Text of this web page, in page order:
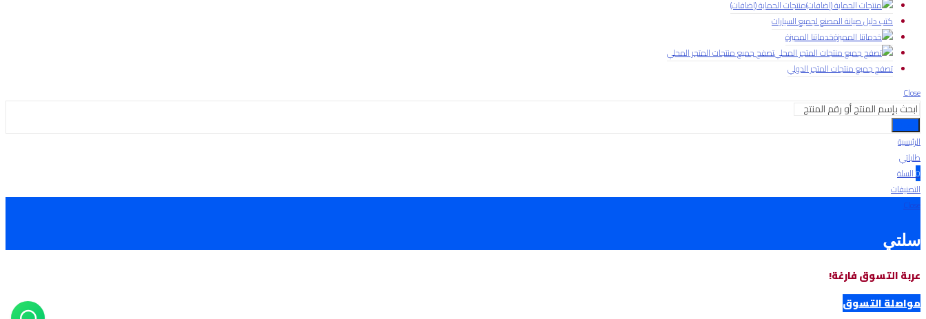
منتجات الحماية (إضافات)
كتب دليل صيانة المصنع لجميع السيارات
خدماتنا المميزة
تصفح جميع منتجات المتجر المحلي
تصفح جميع منتجات المتجر الدولي
Close
الرئيسية
طلباتي
0السلة
التصنيفات
Close
سلتي
عربة التسوق فارغة!
مواصلة التسوق